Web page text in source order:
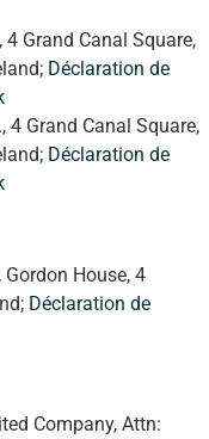
Grand Canal Square,
Déclaration de
4 Grand Canal Square,
Déclaration de
House, 4
Déclaration de
Company, Attn: